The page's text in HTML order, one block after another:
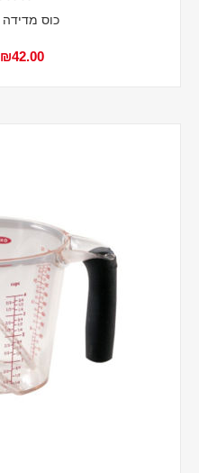
כוס מדידה 1 כוס אוקסו
₪42.00